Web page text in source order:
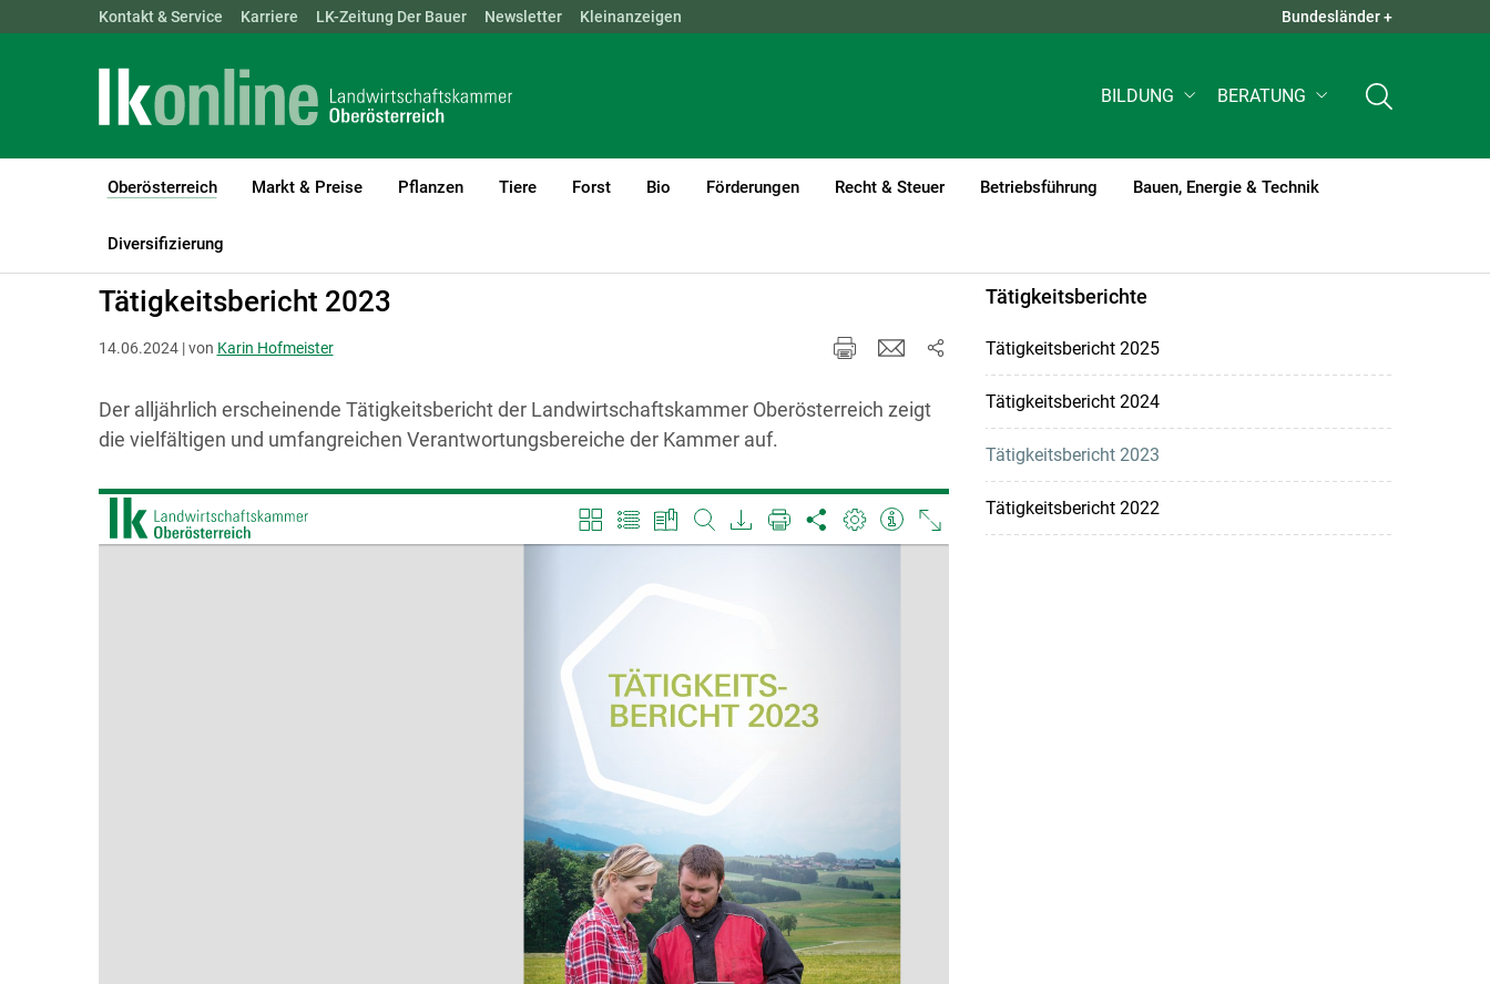
Landwirtschaftskammern: ÖSTERREICH BGLD KTN NÖ OÖ SBG STMK QUICK LINKS +
Kontakt & Service Karriere LK-Zeitung Der Bauer Newsletter Kleinanzeigen Bundesländer +
BILDUNG BERATUNG
Oberösterreich
(current)1
Markt & Preise Pflanzen Tiere Forst Bio Förderungen Recht & Steuer Betriebsführung Bauen, Energie & Technik
Diversifizierung
LK Oberösterreich Oberösterreich
Tätigkeitsbericht 2023
14.06.2024 | von Karin Hofmeister
Der alljährlich erscheinende Tätigkeitsbericht der Landwirtschaftskammer Oberösterreich zeigt
die vielfältigen und umfangreichen Verantwortungsbereiche der Kammer auf.
Tätigkeitsberichte
Tätigkeitsbericht 2025
Tätigkeitsbericht 2024
Tätigkeitsbericht 2023
Tätigkeitsbericht 2022